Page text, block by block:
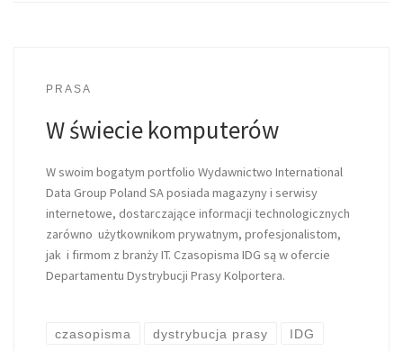
PRASA
W świecie komputerów
W swoim bogatym portfolio Wydawnictwo International
Data Group Poland SA posiada magazyny i serwisy
internetowe, dostarczające informacji technologicznych
zarówno użytkownikom prywatnym, profesjonalistom,
jak i firmom z branży IT. Czasopisma IDG są w ofercie
Departamentu Dystrybucji Prasy Kolportera.
czasopisma dystrybucja prasy IDG